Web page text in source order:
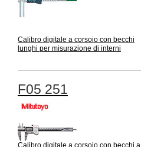
Calibro digitale a corsoio con becchi
lunghi per misurazione di interni
F05 251